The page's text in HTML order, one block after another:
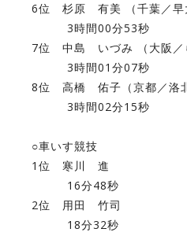
6位 杉原 有美 （千
3時間00分53秒
7位 中島 いづみ （大阪
3時間01分07秒
8位 高橋 佑子（京都
3時間02分15秒
○車いす競技
1位 寒川 進
16分48秒
2位 用田 竹司
18分32秒